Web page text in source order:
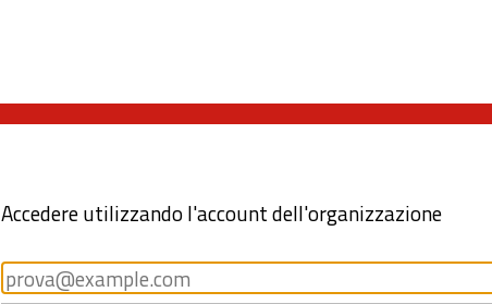
Accedere utilizzando l'account dell'organizzazione